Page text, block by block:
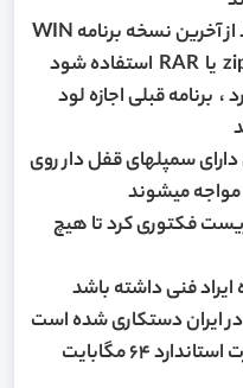
راه حل این مشکل این است که باید از آخرین نسخه برنامه WIN
برنامه قبلی اجازه لود
سمپلهای قفل دار روی
میشوند
فکتوری کرد تا هیچ
فنی داشته باشد
ایران دستکاری شده است
و مدلهایی مثل korg pa 800 بصورت استاندارد 64 مگابایت